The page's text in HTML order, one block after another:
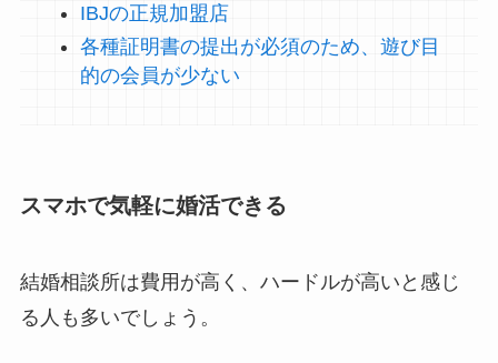
IBJの正規加盟店
各種証明書の提出が必須のため、遊び目
的の会員が少ない
スマホで気軽に婚活できる
結婚相談所は費用が高く、ハードルが高いと感じ
る人も多いでしょう。